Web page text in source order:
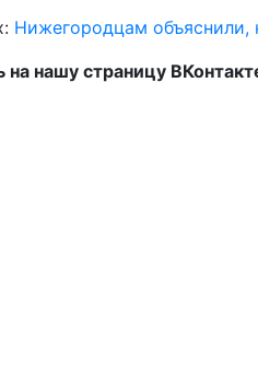
Нижегородцам объяснили,
на нашу страницу